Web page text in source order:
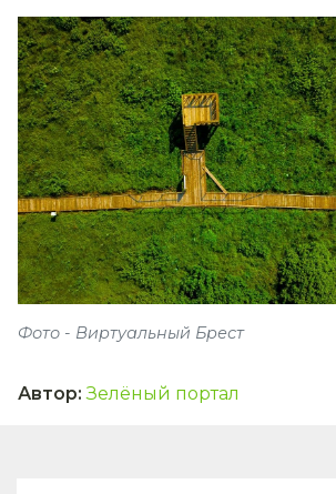
Фото - Виртуальный Брест
Автор: Зелёный портал